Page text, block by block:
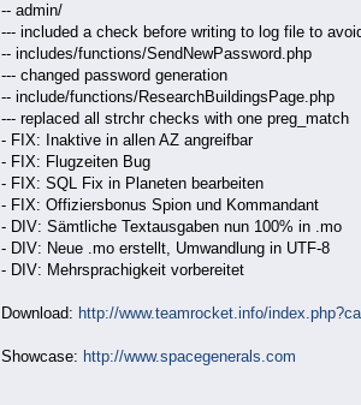
-- admin/
--- included a check before writing to log file to
-- includes/functions/SendNewPassword.php
--- changed password generation
-- include/functions/ResearchBuildingsPage.php
--- replaced all strchr checks with one preg_match
- FIX: Inaktive in allen AZ angreifbar
- FIX: Flugzeiten Bug
- FIX: SQL Fix in Planeten bearbeiten
- FIX: Offiziersbonus Spion und Kommandant
- DIV: Sämtliche Textausgaben nun 100% in .mo
- DIV: Neue .mo erstellt, Umwandlung in UTF-8
- DIV: Mehrsprachigkeit vorbereitet
Download: http://www.teamrocket.info/
Showcase: http://www.spacegenerals.com